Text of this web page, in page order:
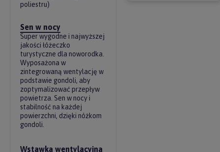
poliestru)
Sen w nocy
Super wygodne i najwyższej
jakości łóżeczko
turystyczne dla noworodka.
Wyposażona w
zintegrowaną wentylację w
podstawie gondoli, aby
zoptymalizować przepływ
powietrza. Sen w nocy i
stabilność na każdej
powierzchni, dzięki nóżkom
gondoli.
Wstawka wentylacyjna